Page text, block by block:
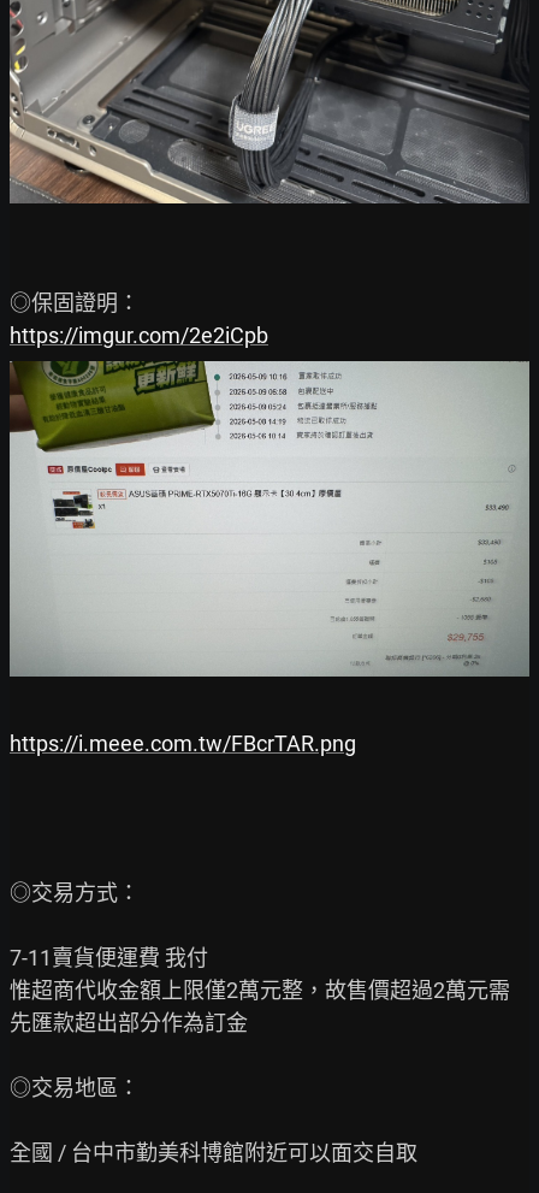
https://imgur.com/2e2iCpb
https://i.meee.com.tw/FBcrTAR.png
◎交易方式：
7-11賣貨便運費 我付
惟超商代收金額上限僅2萬元整，故售價超過2萬元需
先匯款超出部分作為訂金
◎交易地區：
全國 / 台中市勤美科博館附近可以面交自取